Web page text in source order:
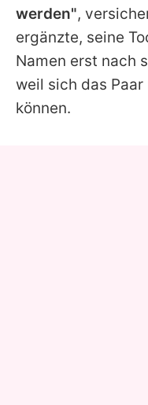
werden",
ergänzte, seine
Namen erst nach
weil sich das
können.